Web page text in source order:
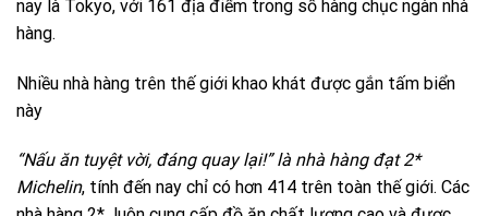
nay là Tokyo, với 161 địa điểm trong số hàng chục ngàn nhà
hàng.
Nhiều nhà hàng trên thế giới khao khát được gắn tấm biển
này
“Nấu ăn tuyệt vời, đáng quay lại!” là nhà hàng đạt 2*
Michelin, tính đến nay chỉ có hơn 414 trên toàn thế giới. Các